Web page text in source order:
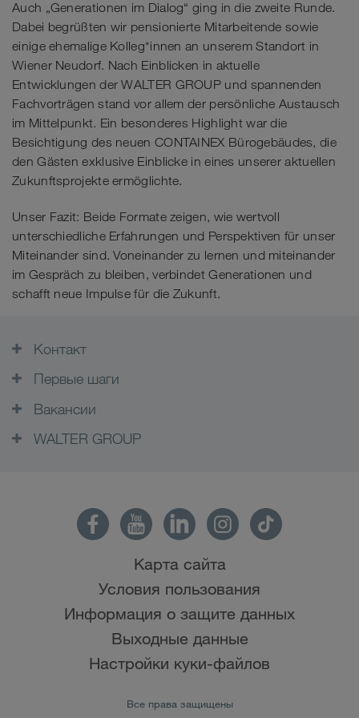
Auch „Generationen im Dialog“ ging in die zweite Runde.
Dabei begrüßten wir pensionierte Mitarbeitende sowie
einige ehemalige Kolleg*innen an unserem Standort in
Wiener Neudorf. Nach Einblicken in aktuelle
Entwicklungen der WALTER GROUP und spannenden
Fachvorträgen stand vor allem der persönliche Austausch
im Mittelpunkt. Ein besonderes Highlight war die
Besichtigung des neuen CONTAINEX Bürogebäudes, die
den Gästen exklusive Einblicke in eines unserer aktuellen
Zukunftsprojekte ermöglichte.
Unser Fazit: Beide Formate zeigen, wie wertvoll
unterschiedliche Erfahrungen und Perspektiven für unser
Miteinander sind. Voneinander zu lernen und miteinander
im Gespräch zu bleiben, verbindet Generationen und
schafft neue Impulse für die Zukunft.
Контакт
Первые шаги
Вакансии
WALTER GROUP
Карта сайта
Условия пользования
Информация о защите данных
Выходные данные
Настройки куки-файлов
Все права защищены